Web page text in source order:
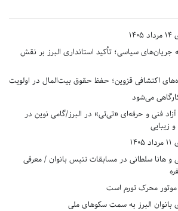
جریان‌های سیاسی؛ تأکید استانداری البرز بر نقش
اکتشافی قزوین؛ حفظ حقوق بیت‌المال در اولویت
می‌شود
آزاد فنی و حرفه‌ای «تی‌تی» در البرز/گامی نوین در
زیبایی
هانا سلطانی در مسابقات تنیس بانوان / معرفی
محرک تورم است
بانوان البرز به سمت سکوهای ملی